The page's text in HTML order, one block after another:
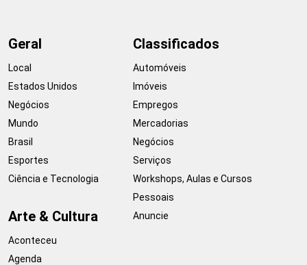
Geral
Local
Estados Unidos
Negócios
Mundo
Brasil
Esportes
Ciência e Tecnologia
Arte & Cultura
Aconteceu
Agenda
Classificados
Automóveis
Imóveis
Empregos
Mercadorias
Negócios
Serviços
Workshops, Aulas e Cursos
Pessoais
Anuncie